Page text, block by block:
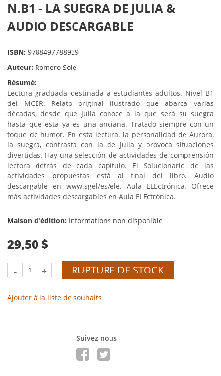
N.B1 - LA SUEGRA DE JULIA &
AUDIO DESCARGABLE
ISBN: 9788497788939
Auteur: Romero Sole
Résumé:
Lectura graduada destinada a estudiantes adultos. Nivel B1
del MCER. Relato original ilustrado que abarca varias
décadas, desde que Julia conoce a la que será su suegra
hasta que esta ya es una anciana. Tratado siempre con un
toque de humor. En esta lectura, la personalidad de Aurora,
la suegra, contrasta con la de Julia y provoca situaciones
divertidas. Hay una selección de actividades de comprensión
lectora detrás de cada capítulo. El Solucionario de las
actividades propuestas está al final del libro. Audio
descargable en www.sgel/es/ele. Aula ELEctrónica. Ofrece
más actividades descargables en Aula ELEctrónica.
Maison d'édition: Informations non disponible
29,50 $
- + RUPTURE DE STOCK
Ajouter à la liste de souhaits
Suivez nous